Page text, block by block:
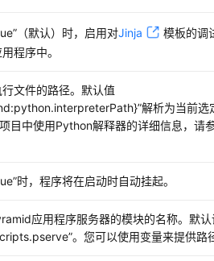
（默认）时，启用对Jinja
模板的调
程序中。
文件的路径。默认值
解析为当前选
目中使用Python解释器的详细信息，请
时，程序将在启动时自动挂起。
应用程序服务器的模块的名称。默认
。您可以使用变量来提供路